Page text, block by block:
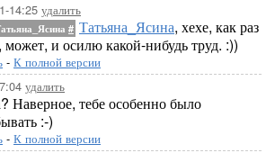
14:25 удалить
# Татьяна_Ясина, хехе, как раз
и осилю какой-нибудь труд. :))
- К полной версии
удалить
Наверное, тебе особенно было
:-)
- К полной версии